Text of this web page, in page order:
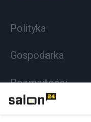
Polityka
Gospodarka
Rozmaitości